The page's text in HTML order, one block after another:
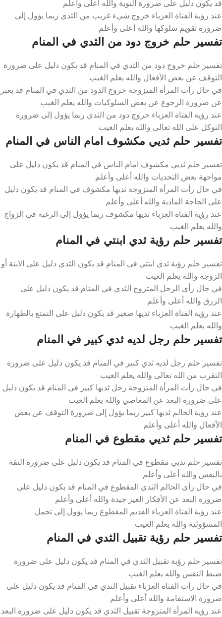
قد يكون دليل على ضرورة التوبة والله أعلى وأعلم
عند رؤية الفتاة العزباء خروج شيء غريب من الثدي ربما يؤول إلى
ضرورة تقويم سلوكها والله أعلى وأعلم
تفسير حلم خروج دود من الثدي في المنام
تفسير حلم خروج دود من الثدي في المنام قد يكون دليل على ضرورة
التوقف عن بعض الأفعال والله يعلم الغيب
في حال رأت المرأة المتزوجة خروج الدود من الثدي في المنام قد يعبر
عن ضرورة الرجوع عن بعض السلوكيات والله يعلم الغيب
عند رؤية الفتاة العزباء خروج دود من الثدي ربما يؤول إلى ضرورة
التوكل على الله تعالى والله يعلم الغيب
تفسير حلم ثديي مكشوف امام الناس في المنام
تفسير حلم ثديي مكشوف امام الناس في المنام قد يكون دليل على
مواجهة بعض التحديات والله أعلى وأعلم
في حال رأت المرأة المتزوجة ثديها مكشوف في المنام قد يكون دليل
على الحاجة المادية والله أعلى وأعلم
عند رؤية الفتاة العزباء ثديها مكشوف ربما يؤول إلى الرغبة في الزواج
والله يعلم الغيب
تفسير حلم رؤية ثدي ابنتي في المنام
تفسير حلم رؤية ثدي ابنتي في المنام قد يكون الثدي دليل على الابنة أو
الزوجة والله يعلم الغيب
في حال رأى الرجل المتزوج الثدي في المنام قد يكون دليل على
الرزق والله أعلى وأعلم
عند رؤية الفتاة العزباء ثديها صغير قد يكون دليل على التمتع بالطهارة
والله يعلم الغيب
تفسير حلم رجل لديه ثدي كبير في المنام
تفسير حلم رجل لديه ثدي كبير في المنام قد يكون دليل على ضرورة
التقرب من الله تعالى والله يعلم الغيب
في حال رأت المرأة المتزوجة رجل ثديها كبير في المنام قد يكون دليل
على ضرورة البعد عن المعاصي والله يعلم الغيب
عند رؤية الحالم ثديها كبير ربما يؤول إلى ضرورة التوقف عن بعض
الأفعال والله أعلى وأعلم
تفسير حلم ثديي مقطوع في المنام
تفسير حلم ثديي مقطوع في المنام قد يكون دليل على ضرورة الثقة
بالنفس والله أعلى وأعلم
في حال رأى الحالم الثدي المقطوع في المنام قد يكون دليل على
ضرورة البعد عن الأفكار الغير جيدة والله أعلى وأعلم
عند رؤية الفتاة العزباء القديم المقطوع ربما يؤول إلى تحمل
المسؤولية والله يعلم الغيب
تفسير حلم رؤية تقبيل الثدي في المنام
تفسير حلم رؤية تقبيل الثدي في المنام قد يكون دليل على ضرورة
ضبط النفس والله يعلم الغيب
في حال رأت الفتاة العزباء تقبيل الثدي في المنام قد يكون دليل على
ضرورة الاستقامة والله أعلى وأعلم
عند رؤية المرأة المتزوجة تقبيل الثدي قد يكون دليل على ضرورة البعد